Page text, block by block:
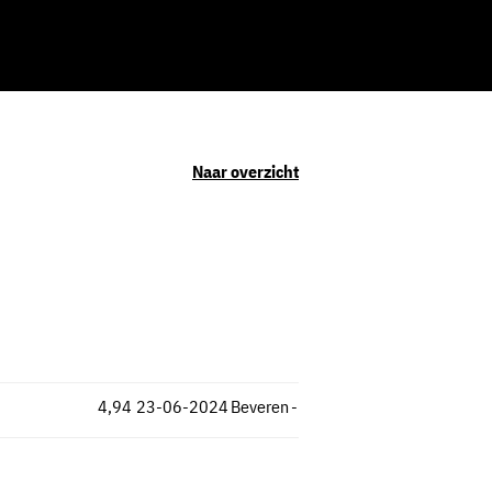
Naar overzicht
Beveren
4,94 -
23-06-2024